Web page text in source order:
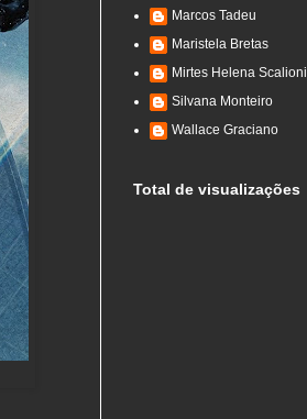
Marcos Tadeu
Maristela Bretas
Mirtes Helena Scalioni
Silvana Monteiro
Wallace Graciano
Total de visualizações